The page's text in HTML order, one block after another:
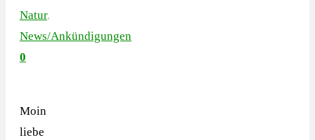
Natur,
News/Ankündigungen
0
Moin
liebe